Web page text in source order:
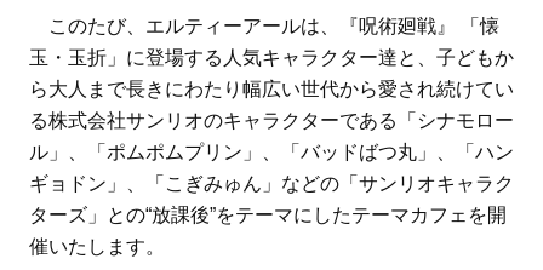
このたび、エルティーアールは、『呪術廻戦』 「懐
玉・玉折」に登場する人気キャラクター達と、子どもか
ら大人まで長きにわたり幅広い世代から愛され続けてい
る株式会社サンリオのキャラクターである「シナモロー
ル」、「ポムポムプリン」、「バッドばつ丸」、「ハン
ギョドン」、「こぎみゅん」などの「サンリオキャラク
ターズ」との“放課後”をテーマにしたテーマカフェを開
催いたします。